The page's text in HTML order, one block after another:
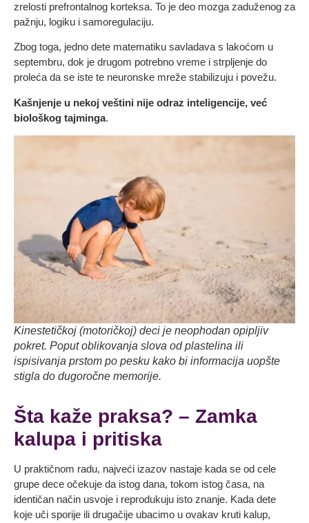
zrelosti prefrontalnog korteksa. To je deo mozga zaduženog za
pažnju, logiku i samoregulaciju.
Zbog toga, jedno dete matematiku savladava s lakoćom u
septembru, dok je drugom potrebno vreme i strpljenje do
proleća da se iste te neuronske mreže stabilizuju i povežu.
Kašnjenje u nekoj veštini nije odraz inteligencije, već
biološkog tajminga.
Kinestetičkoj (motoričkoj) deci je neophodan opipljiv
pokret. Poput oblikovanja slova od plastelina ili
ispisivanja prstom po pesku kako bi informacija uopšte
stigla do dugoročne memorije.
Šta kaže praksa? – Zamka
kalupa i pritiska
U praktičnom radu, najveći izazov nastaje kada se od cele
grupe dece očekuje da istog dana, tokom istog časa, na
identičan način usvoje i reprodukuju isto znanje. Kada dete
koje uči sporije ili drugačije ubacimo u ovakav kruti kalup,